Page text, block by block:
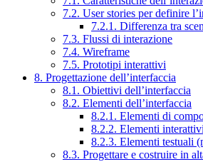
7.2. User stories per definire
7.2.1. Differenza tra
7.3. Flussi di interazione
7.4. Wireframe
7.5. Prototipi interattivi
8. Progettazione dell’interfaccia
8.1. Obiettivi dell’interfaccia
8.2. Elementi dell’interfaccia
8.2.1. Elementi di
8.2.2. Elementi interattivi
8.2.3. Elementi testuali
8.3. Progettare e costruire in